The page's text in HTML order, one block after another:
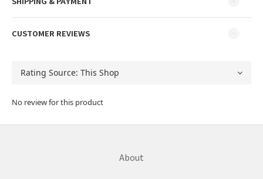
CUSTOMER REVIEWS
No review for this product
About